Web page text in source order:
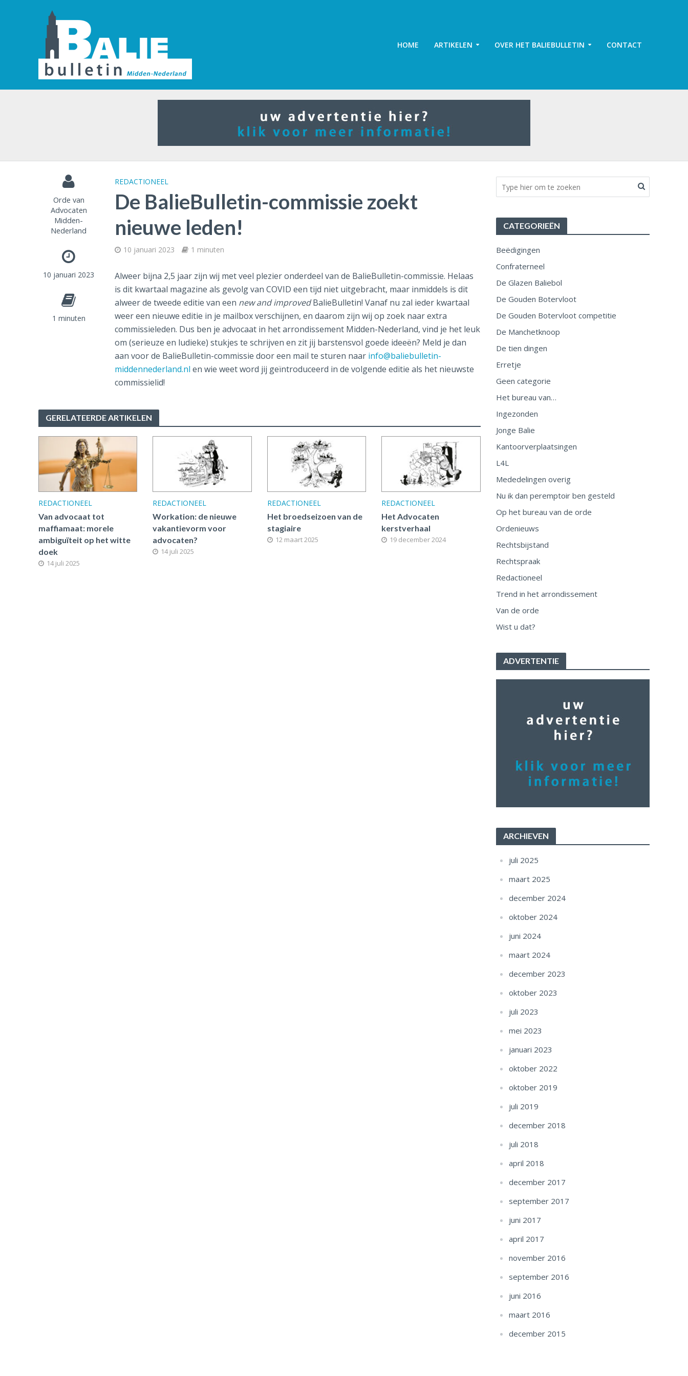
HOME ARTIKELEN OVER HET BALIEBULLETIN CONTACT
Orde van
Advocaten
Midden-
Nederland
10 januari 2023
1 minuten
REDACTIONEEL
De BalieBulletin-commissie zoekt
nieuwe leden!
10 januari 2023 1 minuten
Alweer bijna 2,5 jaar zijn wij met veel plezier onderdeel van de BalieBulletin-commissie. Helaas
is dit kwartaal magazine als gevolg van COVID een tijd niet uitgebracht, maar inmiddels is dit
alweer de tweede editie van een new and improvedBalieBulletin! Vanaf nu zal ieder kwartaal
weer een nieuwe editie in je mailbox verschijnen, en daarom zijn wij op zoek naar extra
commissieleden. Dus ben je advocaat in het arrondissement Midden-Nederland, vind je het leuk
om (serieuze en ludieke) stukjes te schrijven en zit jij barstensvol goede ideeën? Meld je dan
aan voor de BalieBulletin-commissie door een mail te sturen naar info@baliebulletin-
middennederland.nl en wie weet word jij geïntroduceerd in de volgende editie als het nieuwste
commissielid!
GERELATEERDE ARTIKELEN
REDACTIONEEL
Van advocaat tot
maffiamaat: morele
ambiguïteit op het witte
doek
14 juli 2025
REDACTIONEEL
Workation: de nieuwe
vakantievorm voor
advocaten?
14 juli 2025
REDACTIONEEL
Het broedseizoen van de
stagiaire
12 maart 2025
REDACTIONEEL
Het Advocaten
kerstverhaal
19 december 2024
CATEGORIEËN
Beëdigingen
Confraterneel
De Glazen Baliebol
De Gouden Botervloot
De Gouden Botervloot competitie
De Manchetknoop
De tien dingen
Erretje
Geen categorie
Het bureau van…
Ingezonden
Jonge Balie
Kantoorverplaatsingen
L4L
Mededelingen overig
Nu ik dan peremptoir ben gesteld
Op het bureau van de orde
Ordenieuws
Rechtsbijstand
Rechtspraak
Redactioneel
Trend in het arrondissement
Van de orde
Wist u dat?
ADVERTENTIE
ARCHIEVEN
juli 2025
maart 2025
december 2024
oktober 2024
juni 2024
maart 2024
december 2023
oktober 2023
juli 2023
mei 2023
januari 2023
oktober 2022
oktober 2019
juli 2019
december 2018
juli 2018
april 2018
december 2017
september 2017
juni 2017
april 2017
november 2016
september 2016
juni 2016
maart 2016
december 2015